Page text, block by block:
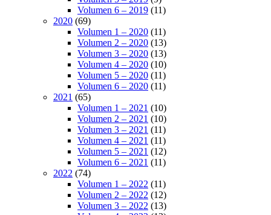
Volumen 6 – 2019 (11)
2020 (69)
Volumen 1 – 2020 (11)
Volumen 2 – 2020 (13)
Volumen 3 – 2020 (13)
Volumen 4 – 2020 (10)
Volumen 5 – 2020 (11)
Volumen 6 – 2020 (11)
2021 (65)
Volumen 1 – 2021 (10)
Volumen 2 – 2021 (10)
Volumen 3 – 2021 (11)
Volumen 4 – 2021 (11)
Volumen 5 – 2021 (12)
Volumen 6 – 2021 (11)
2022 (74)
Volumen 1 – 2022 (11)
Volumen 2 – 2022 (12)
Volumen 3 – 2022 (13)